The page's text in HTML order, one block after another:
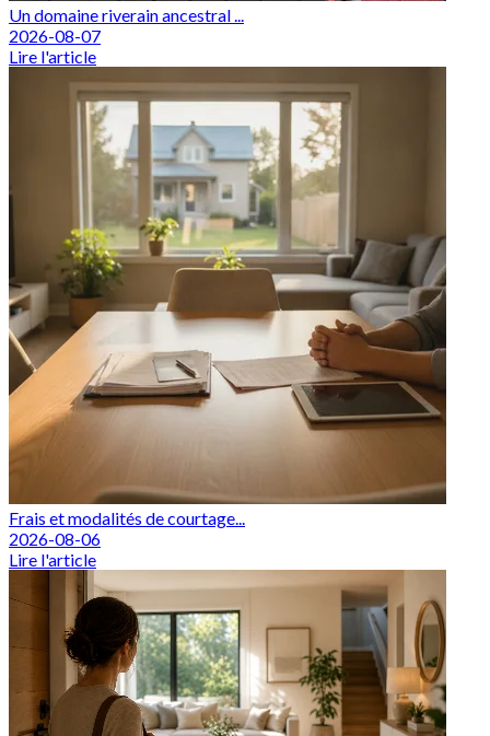
Un domaine riverain ancestral ...
2026-08-07
Lire l'article
Frais et modalités de courtage...
2026-08-06
Lire l'article